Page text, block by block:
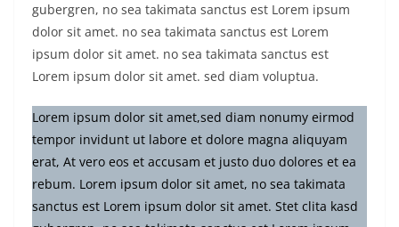
gubergren, no sea takimata sanctus est Lorem ipsum
dolor sit amet. no sea takimata sanctus est Lorem
ipsum dolor sit amet. no sea takimata sanctus est
Lorem ipsum dolor sit amet. sed diam voluptua.
Lorem ipsum dolor sit amet,sed diam nonumy eirmod
tempor invidunt ut labore et dolore magna aliquyam
erat, At vero eos et accusam et justo duo dolores et ea
rebum. Lorem ipsum dolor sit amet, no sea takimata
sanctus est Lorem ipsum dolor sit amet. Stet clita kasd